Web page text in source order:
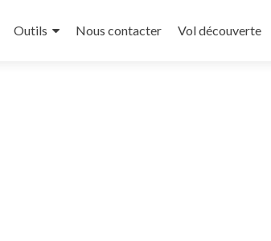
Outils Nous contacter Vol découverte